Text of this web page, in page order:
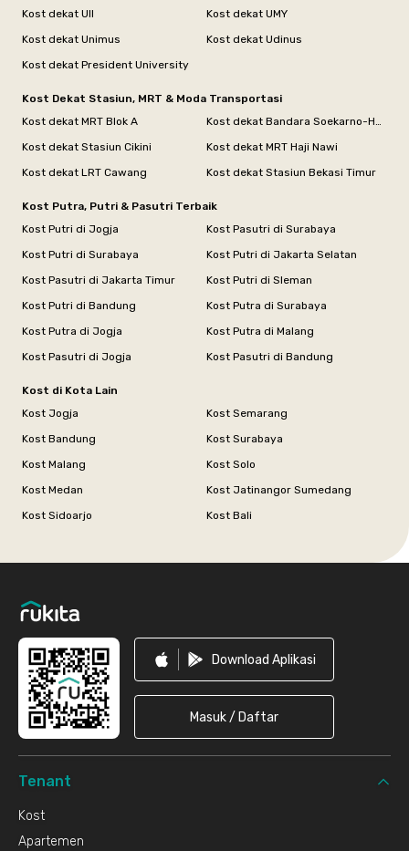
Kost dekat UII
Kost dekat UMY
Kost dekat Unimus
Kost dekat Udinus
Kost dekat President University
Kost Dekat Stasiun, MRT & Moda Transportasi
Kost dekat MRT Blok A
Kost dekat Bandara Soekarno-Hatta
Kost dekat Stasiun Cikini
Kost dekat MRT Haji Nawi
Kost dekat LRT Cawang
Kost dekat Stasiun Bekasi Timur
Kost Putra, Putri & Pasutri Terbaik
Kost Putri di Jogja
Kost Pasutri di Surabaya
Kost Putri di Surabaya
Kost Putri di Jakarta Selatan
Kost Pasutri di Jakarta Timur
Kost Putri di Sleman
Kost Putri di Bandung
Kost Putra di Surabaya
Kost Putra di Jogja
Kost Putra di Malang
Kost Pasutri di Jogja
Kost Pasutri di Bandung
Kost di Kota Lain
Kost Jogja
Kost Semarang
Kost Bandung
Kost Surabaya
Kost Malang
Kost Solo
Kost Medan
Kost Jatinangor Sumedang
Kost Sidoarjo
Kost Bali
Download Aplikasi
Masuk / Daftar
Tenant
Kost
Apartemen